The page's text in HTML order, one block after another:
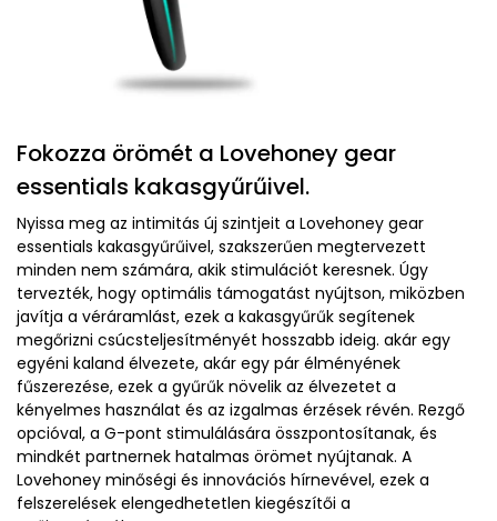
Fokozza örömét a Lovehoney gear
essentials kakasgyűrűivel.
Nyissa meg az intimitás új szintjeit a Lovehoney gear
essentials kakasgyűrűivel, szakszerűen megtervezett
minden nem számára, akik stimulációt keresnek. Úgy
tervezték, hogy optimális támogatást nyújtson, miközben
javítja a véráramlást, ezek a kakasgyűrűk segítenek
megőrizni csúcsteljesítményét hosszabb ideig. akár egy
egyéni kaland élvezete, akár egy pár élményének
fűszerezése, ezek a gyűrűk növelik az élvezetet a
kényelmes használat és az izgalmas érzések révén. Rezgő
opcióval, a G-pont stimulálására összpontosítanak, és
mindkét partnernek hatalmas örömet nyújtanak. A
Lovehoney minőségi és innovációs hírnevével, ezek a
felszerelések elengedhetetlen kiegészítői a